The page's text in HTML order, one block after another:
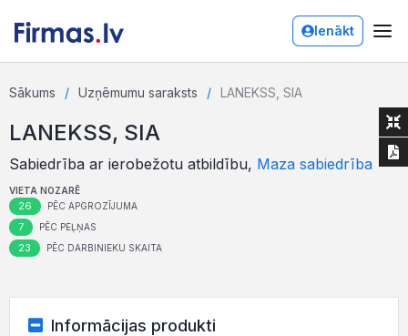
Ienākt
Sākums Uzņēmumu saraksts LANEKSS, SIA
LANEKSS, SIA
Sabiedrība ar ierobežotu atbildību, Maza sabiedrība
VIETA NOZARĒ
26 PĒC APGROZĪJUMA
7 PĒC PEĻŅAS
23 PĒC DARBINIEKU SKAITA
Informācijas produkti